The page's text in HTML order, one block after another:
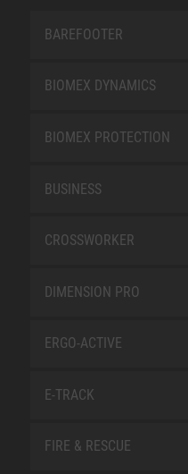
BAREFOOTER
BIOMEX DYNAMICS
BIOMEX PROTECTION
BUSINESS
CROSSWORKER
DIMENSION PRO
ERGO-ACTIVE
E-TRACK
FIRE & RESCUE